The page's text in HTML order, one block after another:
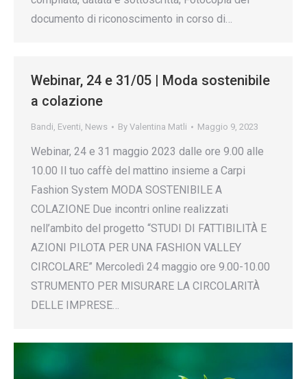
documento di riconoscimento in corso di…
Webinar, 24 e 31/05 | Moda sostenibile
a colazione
Bandi, Eventi, News By Valentina Matli Maggio 9, 2023
Webinar, 24 e 31 maggio 2023 dalle ore 9.00 alle
10.00 Il tuo caffè del mattino insieme a Carpi
Fashion System MODA SOSTENIBILE A
COLAZIONE Due incontri online realizzati
nell’ambito del progetto “STUDI DI FATTIBILITÀ E
AZIONI PILOTA PER UNA FASHION VALLEY
CIRCOLARE” Mercoledì 24 maggio ore 9.00-10.00
STRUMENTO PER MISURARE LA CIRCOLARITÀ
DELLE IMPRESE…